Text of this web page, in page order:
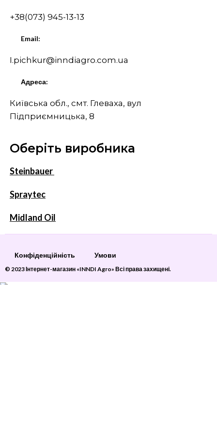
+38(073) 945-13-13
Email:
I.pichkur@inndiagro.com.ua
Адреса:
Київська обл., смт. Глеваха, вул
Підприємницька, 8
Оберіть виробника
Steinbauer
Spraytec
Midland Oil
Конфіденційність Умови
© 2023 Інтернет-магазин «INNDI Agro» Всі права захищені.